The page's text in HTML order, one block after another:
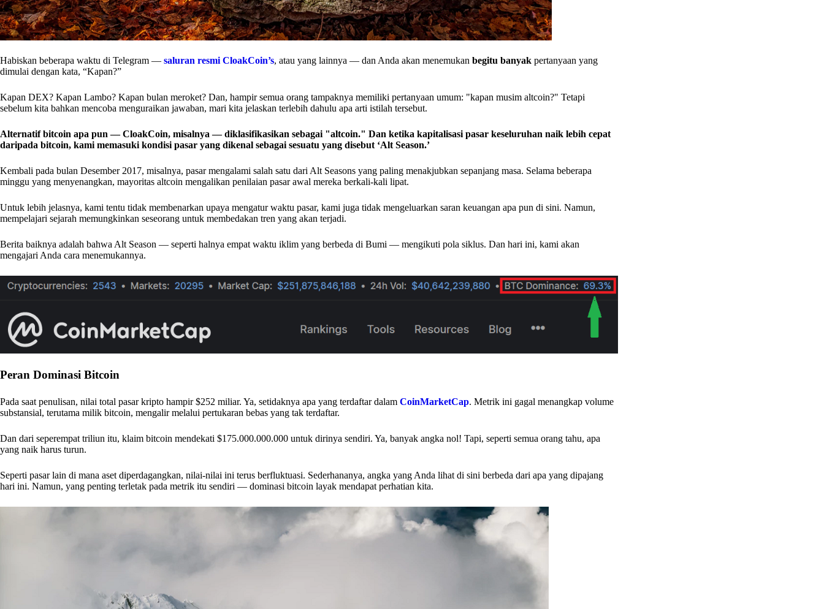
Habiskan beberapa waktu di Telegram — saluran resmi CloakCoin’s, atau yang lainnya — dan Anda akan menemukan begitu banyak pertanyaan yang
dimulai dengan kata, “Kapan?”
Kapan DEX? Kapan Lambo? Kapan bulan meroket? Dan, hampir semua orang tampaknya memiliki pertanyaan umum: "kapan musim altcoin?" Tetapi
sebelum kita bahkan mencoba menguraikan jawaban, mari kita jelaskan terlebih dahulu apa arti istilah tersebut.
Alternatif bitcoin apa pun — CloakCoin, misalnya — diklasifikasikan sebagai "altcoin." Dan ketika kapitalisasi pasar keseluruhan naik lebih cepat
daripada bitcoin, kami memasuki kondisi pasar yang dikenal sebagai sesuatu yang disebut ‘Alt Season.’
Kembali pada bulan Desember 2017, misalnya, pasar mengalami salah satu dari Alt Seasons yang paling menakjubkan sepanjang masa. Selama beberapa
minggu yang menyenangkan, mayoritas altcoin mengalikan penilaian pasar awal mereka berkali-kali lipat.
Untuk lebih jelasnya, kami tentu tidak membenarkan upaya mengatur waktu pasar, kami juga tidak mengeluarkan saran keuangan apa pun di sini. Namun,
mempelajari sejarah memungkinkan seseorang untuk membedakan tren yang akan terjadi.
Berita baiknya adalah bahwa Alt Season — seperti halnya empat waktu iklim yang berbeda di Bumi — mengikuti pola siklus. Dan hari ini, kami akan
mengajari Anda cara menemukannya.
Peran Dominasi Bitcoin
Pada saat penulisan, nilai total pasar kripto hampir $252 miliar. Ya, setidaknya apa yang terdaftar dalam CoinMarketCap. Metrik ini gagal menangkap volume
substansial, terutama milik bitcoin, mengalir melalui pertukaran bebas yang tak terdaftar.
Dan dari seperempat triliun itu, klaim bitcoin mendekati $175.000.000.000 untuk dirinya sendiri. Ya, banyak angka nol! Tapi, seperti semua orang tahu, apa
yang naik harus turun.
Seperti pasar lain di mana aset diperdagangkan, nilai-nilai ini terus berfluktuasi. Sederhananya, angka yang Anda lihat di sini berbeda dari apa yang dipajang
hari ini. Namun, yang penting terletak pada metrik itu sendiri — dominasi bitcoin layak mendapat perhatian kita.